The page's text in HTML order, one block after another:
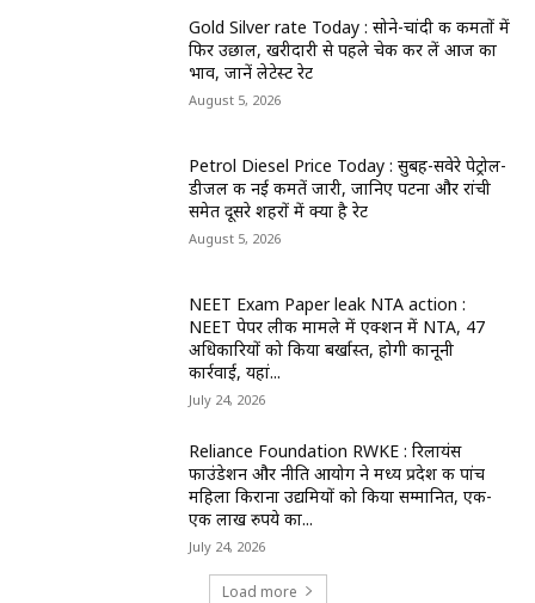
Gold Silver rate Today : सोने-चांदी की कीमतों में
फिर उछाल, खरीदारी से पहले चेक कर लें आज का
भाव, जानें लेटेस्ट रेट
August 5, 2026
Petrol Diesel Price Today : सुबह-सवेरे पेट्रोल-
डीजल की नई कीमतें जारी, जानिए पटना और रांची
समेत दूसरे शहरों में क्या है रेट
August 5, 2026
NEET Exam Paper leak NTA action :
NEET पेपर लीक मामले में एक्शन में NTA, 47
अधिकारियों को किया बर्खास्त, होगी कानूनी
कार्रवाई, यहां...
July 24, 2026
Reliance Foundation RWKE : रिलायंस
फाउंडेशन और नीति आयोग ने मध्य प्रदेश की पांच
महिला किराना उद्यमियों को किया सम्मानित, एक-
एक लाख रुपये का...
July 24, 2026
Load more